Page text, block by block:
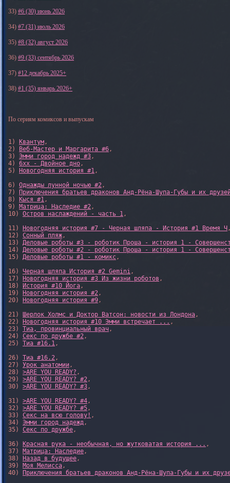
33) #6 (30) июнь 2026
34) #7 (31) июль 2026
35) #8 (32) август 2026
36) #9 (33) сентябрь 2026
37) #12 декабрь 2025+
38) #1 (35) январь 2026+
По сериям комиксов и выпускам
1) Квантум,
2)
Веб-Мастер и Маргарита #6,
3) Эмми город надежд #3,
4) 6xx - Двойное дно,
5)
Новогодняя история #1,
6) Однажды лунной ночью #2,
7)
Приключения братьев драконов Анд-Рёна-Шупа-Губы и их
8)
Кыся #1,
9) Матрица: Наследие #2,
10) Остров наслаждений - часть 1,
11)
Новогодняя история #7 - Черная шляпа - История #1 Время Ч
12) Сонный пляж,
13) Деловые роботы #3 - роботик Проша - история 1 -
14) Деловые роботы #2 - роботик Проша - история 1 -
15) Деловые роботы #1 - комикс,
16) Черная шляпа История #2 Gemini,
17)
Новогодняя история #3 Из жизни роботов ,
18)
История #10 Йога,
19)
Новогодняя история #2,
20)
Новогодняя история #9,
21) Шерлок Холмс и Доктор Ватсон: новости из Лондона,
22)
Новогодняя история #10 Эмми встречает ... ,
23) Тиа, провинциальный врач,
24) Секс по дружбе #2,
25) Тиа #16.1,
26) Тиа #16.2,
27) Урок анатомии,
28) >ARE YOU READY? ,
29) >ARE YOU READY? #2,
30) >ARE YOU READY? #3,
31) >ARE YOU READY? #4,
32) >ARE YOU READY? #5,
33) Секс на всю голову! ,
34) Эмми город надежд,
35) Секс по дружбе,
36)
Красная рука - необычная, но жутковатая история ... ,
37) Матрица: Наследие,
38)
Назад в будущее,
39) Моя Мелисса,
40)
Приключения братьев драконов Анд-Рёна-Шупа-Губы и их